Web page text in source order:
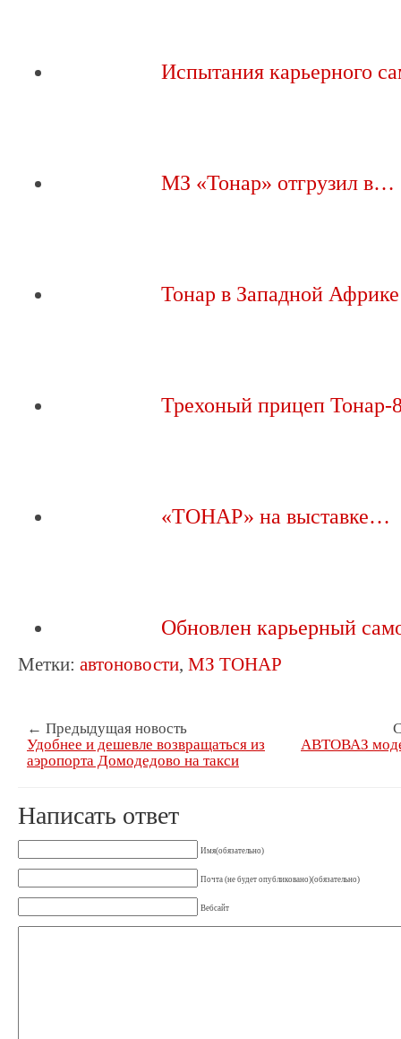
Испытания карьерного
МЗ «Тонар» отгрузил в…
Тонар в Западной Африке
Трехоный прицеп Тонар-
«ТОНАР» на выставке…
Обновлен карьерный
Метки: автоновости, МЗ ТОНАР
← Предыдущая новость
Удобнее и дешевле возвращаться из
аэропорта Домодедово на такси
АВТОВАЗ
Написать ответ
Имя(обязательно)
Почта (не будет опубликовано)(обязательно)
Вебсайт